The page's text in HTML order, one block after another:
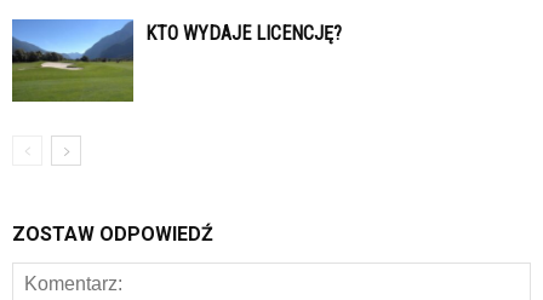
KTO WYDAJE LICENCJĘ?
ZOSTAW ODPOWIEDŹ